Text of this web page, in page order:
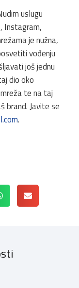
uslugu
Instagram,
je nužna,
vođenju
još jednu
dio oko
te na taj
brand. Javite se
.